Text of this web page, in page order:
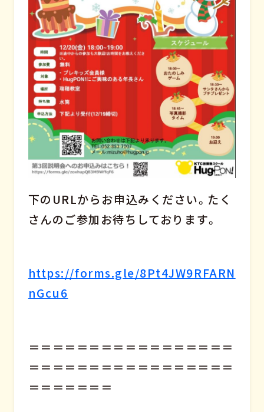
下のURLからお申込みください。たく
さんのご参加お待ちしております。
https://forms.gle/8Pt4JW9RFARN
nGcu6
＝＝＝＝＝＝＝＝＝＝＝＝＝＝＝＝＝
＝＝＝＝＝＝＝＝＝＝＝＝＝＝＝＝＝
＝＝＝＝＝＝＝